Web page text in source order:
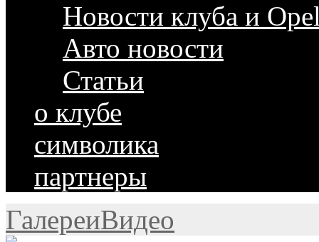
Новости клуба и
Авто новости
Статьи
о клубе
символика
партнеры
ГалереиВидео